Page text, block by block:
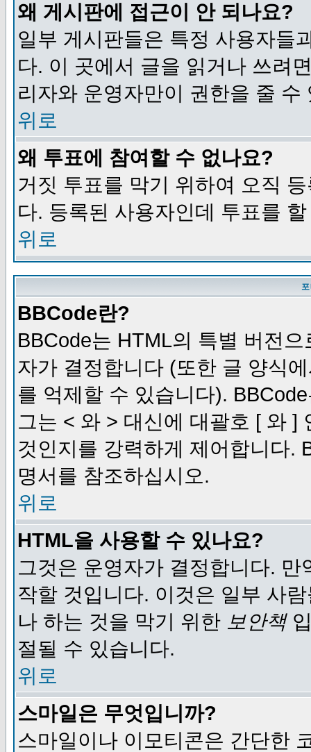
왜 게시판에 접근이 안 되나요?
일부 게시판들은 특정 사용자들
다. 이 곳에서 글을 읽거나 쓰려
리자와 운영자만이 권한을 줄
위로
왜 투표에 참여할 수 없나요?
거짓 투표를 막기 위하여 오직
다. 등록된 사용자인데 투표를
위로
BBCode란?
BBCode는 HTML의 특별 버전
자가 결정합니다 (또한 글 양식
를 억제할 수 있습니다).
그는 < 와 > 대신에 대괄호 [ 와 ]
것인지를 강력하게 제어합니다.
명서를 참조하십시오.
위로
HTML을 사용할 수 있나요?
그것은 운영자가 결정합니다.
작할 것입니다. 이것은 일부 사
나 하는 것을 막기 위한 보안책
절될 수 있습니다.
위로
스마일은 무엇입니까?
스마일이나 이모티콘은 간단한